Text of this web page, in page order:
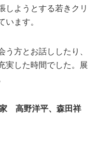
しようとする若きクリ
ます。
方とお話ししたり、
実した時間でした。展
高野洋平、森田祥